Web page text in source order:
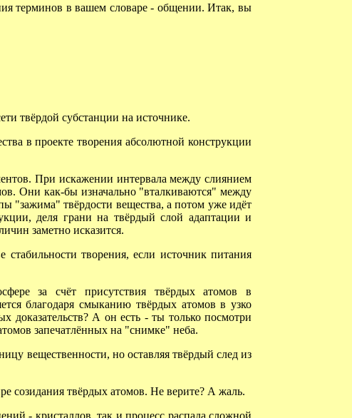
терминов в вашем словаре - общении. Итак, вы
твёрдой субстанции на источнике.
в проекте творения абсолютной конструкции
При искажении интервала между слиянием
Они как-бы изначально "вталкиваются" между
"зажима" твёрдости вещества, а потом уже идёт
деля грани на твёрдый слой адаптации и
заметно исказится.
творения, если источник питания
за счёт присутствия твёрдых атомов в
благодаря смыканию твёрдых атомов в узко
доказательств? А он есть - ты только посмотри
запечатлённых на "снимке" неба.
вещественности, но оставляя твёрдый след из
созидания твёрдых атомов. Не верите? А жаль.
- кристаллов, так и процесс распада сложной